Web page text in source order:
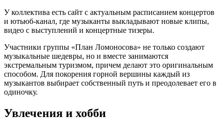
У коллектива есть сайт с актуальным расписанием концертов
и ютьюб-канал, где музыканты выкладывают новые клипы,
видео с выступлений и концертные тизеры.
Участники группы «План Ломоносова» не только создают
музыкальные шедевры, но и вместе занимаются
экстремальным туризмом, причем делают это оригинальным
способом. Для покорения горной вершины каждый из
музыкантов выбирает собственный путь и преодолевает его в
одиночку.
Увлечения и хобби